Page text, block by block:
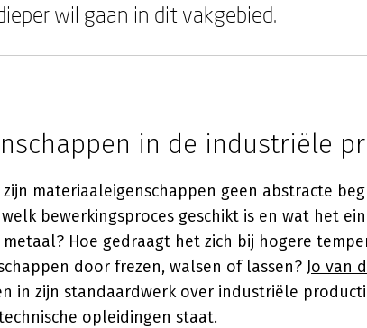
wil gaan in dit vakgebied.
in de industriële
materiaaleigenschappen geen abstracte
bewerkingsproces geschikt is en wat het
Hoe gedraagt het zich bij hogere
door frezen, walsen of lassen? Jo van
in zijn standaardwerk over industriële
opleidingen staat.